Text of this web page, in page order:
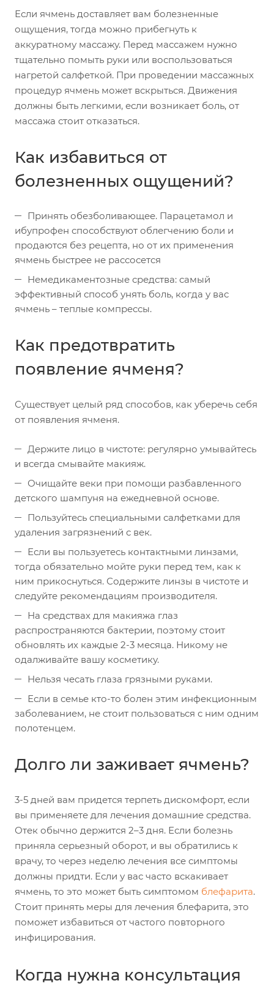
Если ячмень доставляет вам болезненные
ощущения, тогда можно прибегнуть к
аккуратному массажу. Перед массажем нужно
тщательно помыть руки или воспользоваться
нагретой салфеткой. При проведении массажных
процедур ячмень может вскрыться. Движения
должны быть легкими, если возникает боль, от
массажа стоит отказаться.
Как избавиться от
болезненных ощущений?
Принять обезболивающее. Парацетамол и
ибупрофен способствуют облегчению боли и
продаются без рецепта, но от их применения
ячмень быстрее не рассосется
Немедикаментозные средства: самый
эффективный способ унять боль, когда у вас
ячмень – теплые компрессы.
Как предотвратить
появление ячменя?
Существует целый ряд способов, как уберечь себя
от появления ячменя.
Держите лицо в чистоте: регулярно умывайтесь
и всегда смывайте макияж.
Очищайте веки при помощи разбавленного
детского шампуня на ежедневной основе.
Пользуйтесь специальными салфетками для
удаления загрязнений с век.
Если вы пользуетесь контактными линзами,
тогда обязательно мойте руки перед тем, как к
ним прикоснуться. Содержите линзы в чистоте и
следуйте рекомендациям производителя.
На средствах для макияжа глаз
распространяются бактерии, поэтому стоит
обновлять их каждые 2-3 месяца. Никому не
одалживайте вашу косметику.
Нельзя чесать глаза грязными руками.
Если в семье кто-то болен этим инфекционным
заболеванием, не стоит пользоваться с ним одним
полотенцем.
Долго ли заживает ячмень?
3-5 дней вам придется терпеть дискомфорт, если
вы применяете для лечения домашние средства.
Отек обычно держится 2–3 дня. Если болезнь
приняла серьезный оборот, и вы обратились к
врачу, то через неделю лечения все симптомы
должны придти. Если у вас часто вскакивает
ячмень, то это может быть симптомом блефарита.
Стоит принять меры для лечения блефарита, это
поможет избавиться от частого повторного
инфицирования.
Когда нужна консультация